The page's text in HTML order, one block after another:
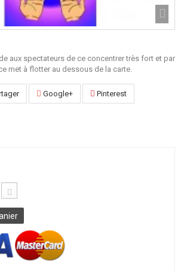
aux spectateurs de ce concentrer très fort et par
met à flotter au dessous de la carte.
Google+ Pinterest